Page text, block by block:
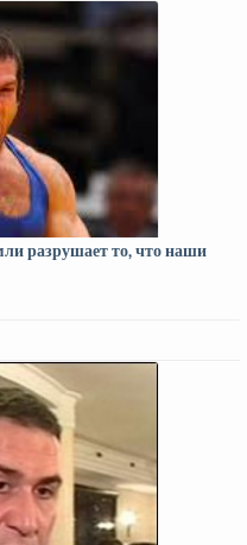
разрушает то, что наши